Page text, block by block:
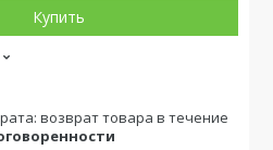
Купить
возврат товара в течение